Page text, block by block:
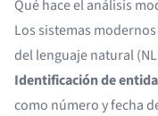
Qué hace el análisis
Los sistemas
del lenguaje natural
Identificación de
como número y fecha